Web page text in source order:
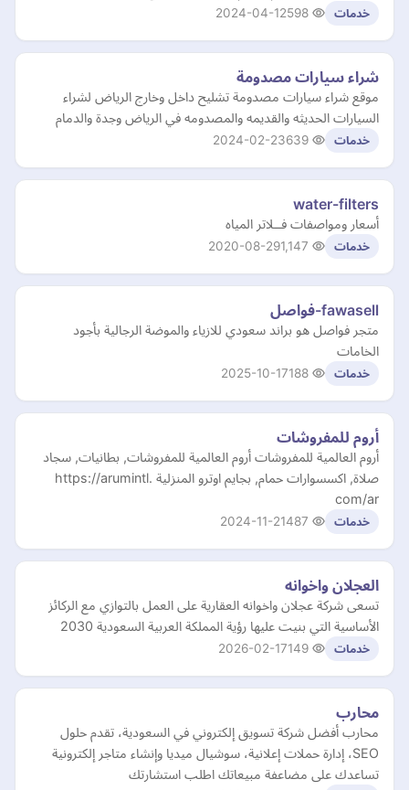
خدمات 2024-04-12
شراء سيارات مصدومة
موقع شراء سيارات مصدومة تشليح داخل وخارج الرياض لشراء
السيارات الحديثه والقديمه والمصدومه في الرياض وجدة والدمام
خدمات 2024-02-23
water-filters
أسعار ومواصفات فــلاتر المياه
خدمات 2020-08-29
fawasell-فواصل
متجر فواصل هو براند سعودي للازياء والموضة الرجالية بأجود
الخامات
خدمات 2025-10-17
أروم للمفروشات
أروم العالمية للمفروشات أروم العالمية للمفروشات, بطانيات, سجاد
صلاة, اكسسوارات حمام, بجايم اوترو المنزلية https://arumintl.
com/ar
خدمات 2024-11-21
العجلان واخوانه
تسعى شركة عجلان واخوانه العقارية على العمل بالتوازي مع الركائز
الأساسية التي بنيت عليها رؤية المملكة العربية السعودية 2030
خدمات 2026-02-17
محارب
محارب أفضل شركة تسويق إلكتروني في السعودية، تقدم حلول
SEO، إدارة حملات إعلانية، سوشيال ميديا وإنشاء متاجر إلكترونية
تساعدك على مضاعفة مبيعاتك اطلب استشارتك